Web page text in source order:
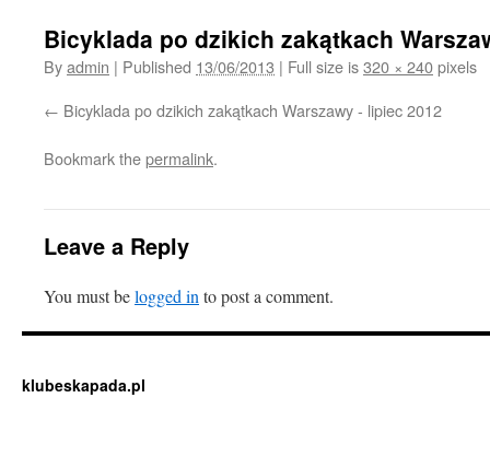
Bicyklada po dzikich zakątkach
Byadmin | Published 13/06/2013 | Full size is320 × 240pixels
Bicyklada po dzikich zakątkach Warszawy - lipiec 2012
Bookmark thepermalink.
Leave a Reply
You must belogged in to post a comment.
klubeskapada.pl